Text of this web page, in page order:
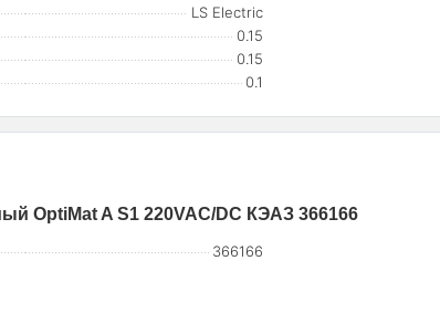
LS Electric
0.15
0.15
0.1
OptiMat A S1 220VAC/DC КЭАЗ 366166
366166